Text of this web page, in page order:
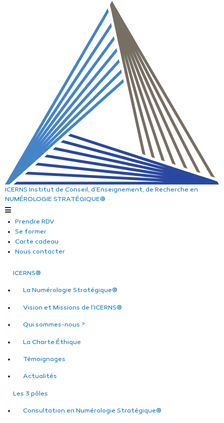
ICERNS Institut de Conseil, d’Enseignement, de Recherche en
NUMÉROLOGIE STRATÉGIQUE®
Prendre RDV
Se former
Carte cadeau
Nous contacter
ICERNS®
La Numérologie Stratégique®
Vision et Missions de l’ICERNS®
Qui sommes-nous ?
La Charte Éthique
Témoignages
Actualités
Les 3 pôles
Consultation en Numérologie Stratégique®